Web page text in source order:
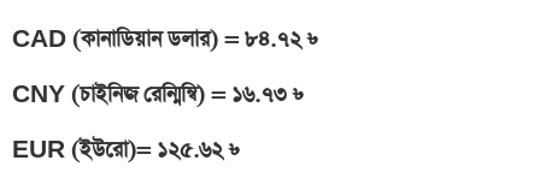
CAD (কানাডিয়ান ডলার) = ৮৪.৭২ ৳
CNY (চাইনিজ রেন্মিন্বি) = ১৬.৭৩ ৳
EUR (ইউরো)= ১২৫.৬২ ৳